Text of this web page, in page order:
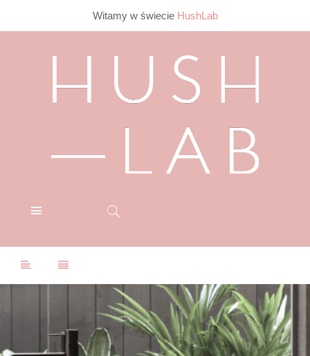
Witamy w świecie HushLab